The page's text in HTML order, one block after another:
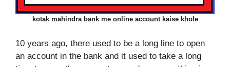
kotak mahindra bank me online account kaise khole
10 years ago, there used to be a long line to open
an account in the bank and it used to take a long